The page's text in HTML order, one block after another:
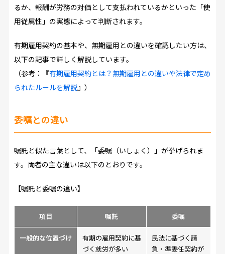
るか、報酬が労務の対価として支払われているかといった「使
用従属性」の実態によって判断されます。
有期雇用契約の基本や、無期雇用との違いを確認したい方は、
以下の記事で詳しく解説しています。
（参考：『有期雇用契約とは？無期雇用との違いや法律で定め
られたルールを解説』）
委嘱との違い
嘱託と似た言葉として、「委嘱（いしょく）」が挙げられま
す。両者の主な違いは以下のとおりです。
【嘱託と委嘱の違い】
項目 嘱託 委嘱
一般的な位置づけ
有期の雇用契約に基
づく就労が多い
民法に基づく請
負・準委任契約が